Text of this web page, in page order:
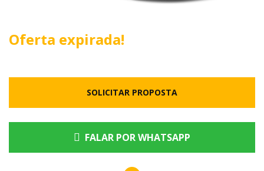
Oferta expirada!
SOLICITAR PROPOSTA
FALAR POR WHATSAPP